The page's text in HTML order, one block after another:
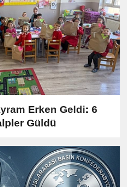
Erken Geldi: 6
Güldü